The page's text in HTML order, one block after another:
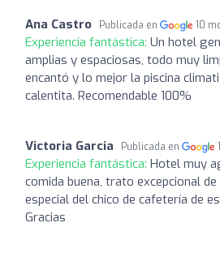
Ana Castro Publicada en 10
Experiencia fantástica: Un hotel
amplias y espaciosas, todo muy
encantó y lo mejor la piscina
calentita. Recomendable 100%
Victoria Garcia Publicada en
Experiencia fantástica: Hotel muy
comida buena, trato excepcional
especial del chico de cafetería de
Gracias